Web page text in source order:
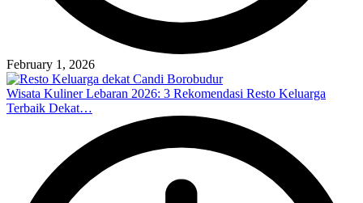
February 1, 2026
Wisata Kuliner Lebaran 2026: 3 Rekomendasi Resto Keluarga
Terbaik Dekat…